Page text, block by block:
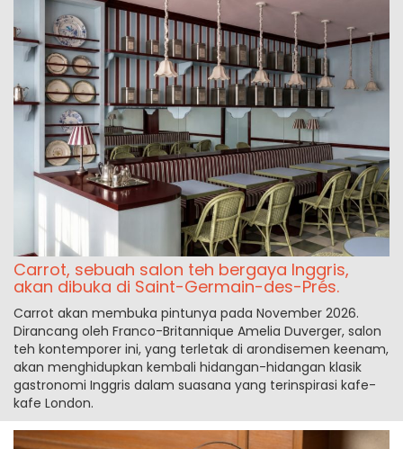
Carrot, sebuah salon teh bergaya Inggris,
akan dibuka di Saint-Germain-des-Prés.
Carrot akan membuka pintunya pada November 2026.
Dirancang oleh Franco-Britannique Amelia Duverger, salon
teh kontemporer ini, yang terletak di arondisemen keenam,
akan menghidupkan kembali hidangan-hidangan klasik
gastronomi Inggris dalam suasana yang terinspirasi kafe-
kafe London.